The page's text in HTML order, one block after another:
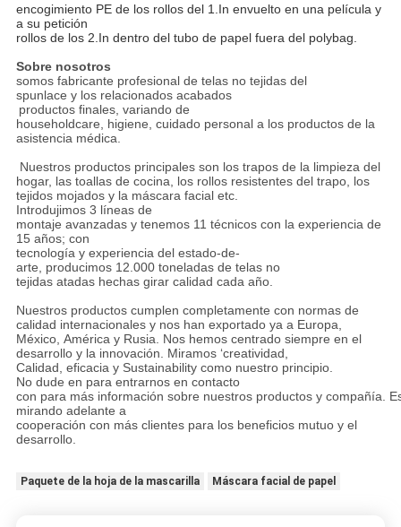
encogimiento PE de los rollos del 1.In envuelto en una película y
a su petición
rollos de los 2.In dentro del tubo de papel fuera del polybag.
Sobre nosotros
somos fabricante profesional de telas no tejidas del
spunlace y los relacionados acabados
productos finales, variando de
householdcare, higiene, cuidado personal a los productos de la
asistencia médica.
Nuestros productos principales son los trapos de la limpieza del
hogar, las toallas de cocina, los rollos resistentes del trapo, los
tejidos mojados y la máscara facial etc.
Introdujimos 3 líneas de
montaje avanzadas y tenemos 11 técnicos con la experiencia de
15 años; con
tecnología y experiencia del estado-de-
arte, producimos 12.000 toneladas de telas no
tejidas atadas hechas girar calidad cada año.
Nuestros productos cumplen completamente con normas de
calidad internacionales y nos han exportado ya a Europa,
México, América y Rusia. Nos hemos centrado siempre en el
desarrollo y la innovación. Miramos ‘creatividad,
Calidad, eficacia y Sustainability como nuestro principio.
No dude en para entrarnos en contacto
con para más información sobre nuestros productos y compañía.
mirando adelante a
cooperación con más clientes para los beneficios mutuo y el
desarrollo.
Paquete de la hoja de la mascarilla Máscara facial de papel